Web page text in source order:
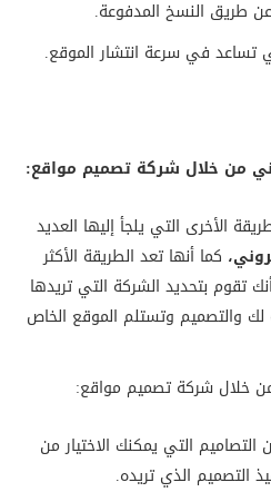
عن طريق النسخ المدفوعة.
تساعد في سرعة انتشار الموقع.
من خلال شركة تصميم مواقع:
الأخرى التي يلجأ إليها العديد
كما أنها تعد الطريقة الأكثر
تقوم بتحديد الشركة التي تريدها
لك والتصميم وتستلم الموقع الخاص
خلال شركة تصميم مواقع:
التي يمكنك الاختيار من
التصميم الذي تريده.